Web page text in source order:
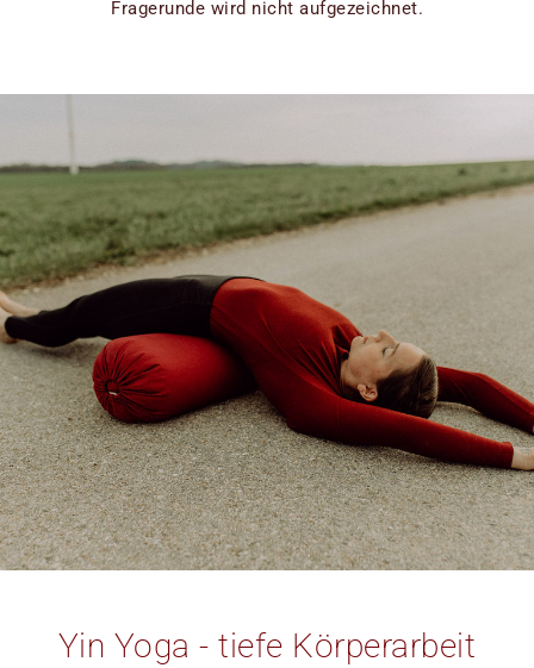
Fragerunde wird nicht aufgezeichnet.
Yin Yoga - tiefe Körperarbeit